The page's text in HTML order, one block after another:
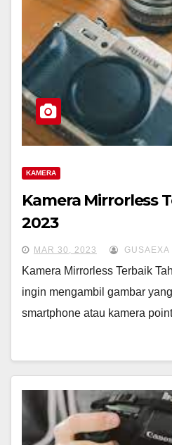
KAMERA
Kamera Mirrorless
2023
MAR 30, 2023 GUSAEXA
Kamera Mirrorless Terbaik
ingin mengambil gambar
smartphone atau kamera